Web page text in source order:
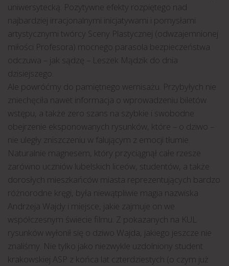
uniwersytecką. Pozytywne efekty rozpiętego nad
najbardziej irracjonalnymi inicjatywami i pomysłami
artystycznymi twórcy Sceny Plastycznej (odwzajemnionej
miłości Profesora) mocnego parasola bezpieczeństwa
odczuwa – jak sądzę – Leszek Mądzik do dnia
dzisiejszego.
Ale powróćmy do pamiętnego wernisażu. Przybyłych nie
zniechęciła nawet informacja o wprowadzeniu biletów
wstępu, a także zero szans na szybkie i swobodne
obejrzenie eksponowanych rysunków, które – o dziwo –
nie uległy zniszczeniu w falującym z emocji tłumie.
Naturalnie magnesem, który przyciągnął całe rzesze
zarówno uczniów lubelskich liceów, studentów, a także
dorosłych mieszkańców miasta reprezentujących bardzo
różnorodne kręgi, była niewątpliwie magia nazwiska
Andrzeja Wajdy i miejsce, jakie zajmuje on we
współczesnym świecie filmu. Z pokazanych na KUL
rysunków wyłonił się o dziwo Wajda, jakiego jeszcze nie
znaliśmy. Nie tylko jako niezwykle uzdolniony student
krakowskiej ASP z końca lat czterdziestych (o czym już